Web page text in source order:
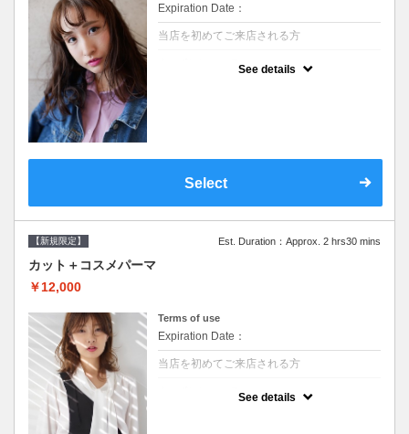
Expiration Date：
当店を初めてご来店される方
See details
Select
【新規限定】 Est. Duration：Approx. 2 hrs30 mins
カット＋コスメパーマ
￥12,000
Terms of use
Expiration Date：
当店を初めてご来店される方
See details